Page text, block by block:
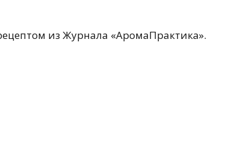
из Журнала «АромаПрактика».